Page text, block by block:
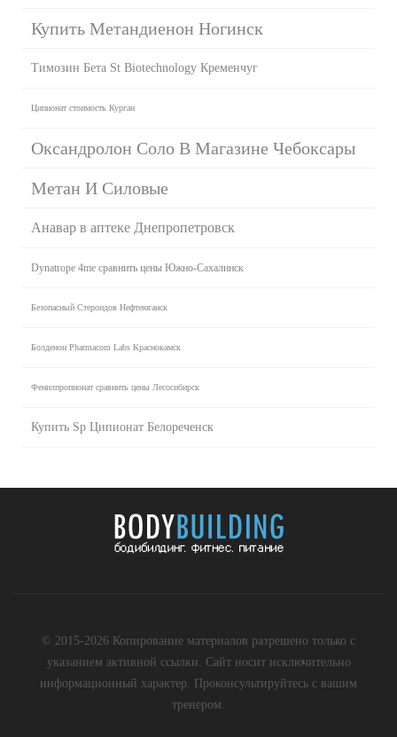
Купить Метандиенон Ногинск
Tимозин Бета St Biotechnology Кременчуг
Ципионат стоимость Курган
Оксандролон Соло В Магазине Чебоксары
Метан И Силовые
Анавар в аптеке Днепропетровск
Dynatrope 4me сравнить цены Южно-Сахалинск
Безопасный Стероидов Нефтеюганск
Болденон Pharmacom Labs Краснокамск
Фенилпропионат сравнить цены Лесосибирск
Купить Sp Ципионат Белореченск
© 2015-2026 Копирование материалов разрешено только с
указанием активной ссылки. Сайт носит исключительно
информационный характер. Проконсультируйтесь с вашим
тренером.